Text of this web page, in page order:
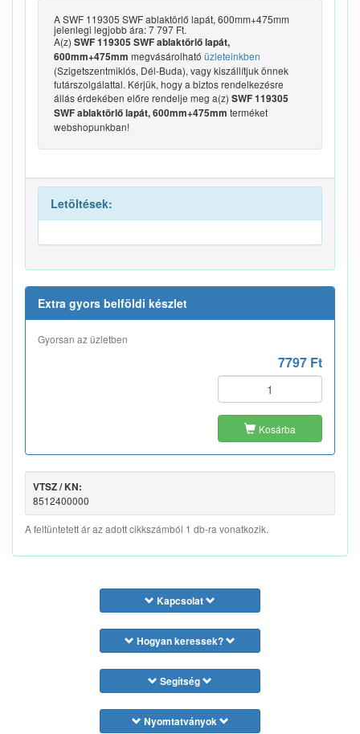
A SWF 119305 SWF ablaktörlő lapát, 600mm+475mm
jelenlegi legjobb ára: 7 797 Ft.
A(z) SWF 119305 SWF ablaktörlő lapát,
600mm+475mm megvásárolható üzleteinkben
(Szigetszentmiklós, Dél-Buda), vagy kiszállítjuk önnek
futárszolgálattal. Kérjük, hogy a biztos rendelkezésre
állás érdekében előre rendelje meg a(z) SWF 119305
SWF ablaktörlő lapát, 600mm+475mm terméket
webshopunkban!
Letöltések:
Extra gyors belföldi készlet
Gyorsan az üzletben
7797 Ft
Kosárba
VTSZ / KN:
8512400000
A feltüntetett ár az adott cikkszámból 1 db-ra vonatkozik.
Kapcsolat
Hogyan keressek?
Segítség
Nyomtatványok